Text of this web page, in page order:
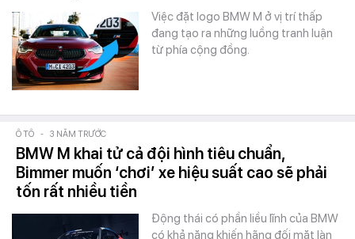
Việc đặt logo BMW M ở vị trí thấp
đang tạo ra những luồng tranh luận
từ phía cộng đồng.
Ô TÔ - 3 NĂM TRƯỚC
BMW M khai tử cả đội hình tiêu chuẩn,
Bimmer muốn ‘chơi’ xe hiệu suất cao sẽ phải
tốn rất nhiều tiền
Động thái có phần liều lĩnh của BMW
có khả năng khiến hãng đối mặt làn